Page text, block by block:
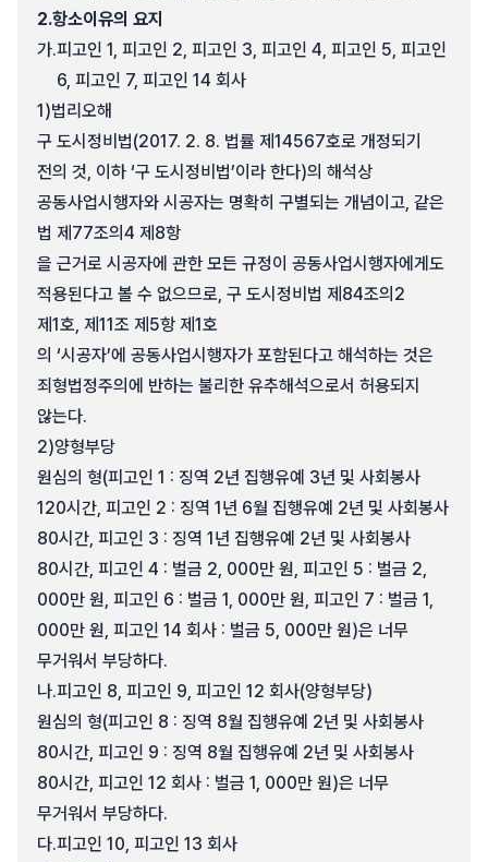
2.항소이유의 요지
가.피고인 1, 피고인 2, 피고인 3, 피고인 4, 피고인 5, 피고인
6, 피고인 7, 피고인 14 회사
1)법리오해
구 도시정비법(2017. 2. 8. 법률 제14567호로 개정되기
전의 것, 이하 ‘구 도시정비법’이라 한다)의 해석상
공동사업시행자와 시공자는 명확히 구별되는 개념이고, 같은
법 제77조의4 제8항
을 근거로 시공자에 관한 모든 규정이 공동사업시행자에게도
적용된다고 볼 수 없으므로, 구 도시정비법 제84조의2
제1호, 제11조 제5항 제1호
의 ‘시공자’에 공동사업시행자가 포함된다고 해석하는 것은
죄형법정주의에 반하는 불리한 유추해석으로서 허용되지
않는다.
2)양형부당
원심의 형(피고인 1 : 징역 2년 집행유예 3년 및 사회봉사
120시간, 피고인 2 : 징역 1년 6월 집행유예 2년 및 사회봉사
80시간, 피고인 3 : 징역 1년 집행유예 2년 및 사회봉사
80시간, 피고인 4 : 벌금 2, 000만 원, 피고인 5 : 벌금 2,
000만 원, 피고인 6 : 벌금 1, 000만 원, 피고인 7 : 벌금 1,
000만 원, 피고인 14 회사 : 벌금 5, 000만 원)은 너무
무거워서 부당하다.
나.피고인 8, 피고인 9, 피고인 12 회사(양형부당)
원심의 형(피고인 8 : 징역 8월 집행유예 2년 및 사회봉사
80시간, 피고인 9 : 징역 8월 집행유예 2년 및 사회봉사
80시간, 피고인 12 회사 : 벌금 1, 000만 원)은 너무
무거워서 부당하다.
다.피고인 10, 피고인 13 회사